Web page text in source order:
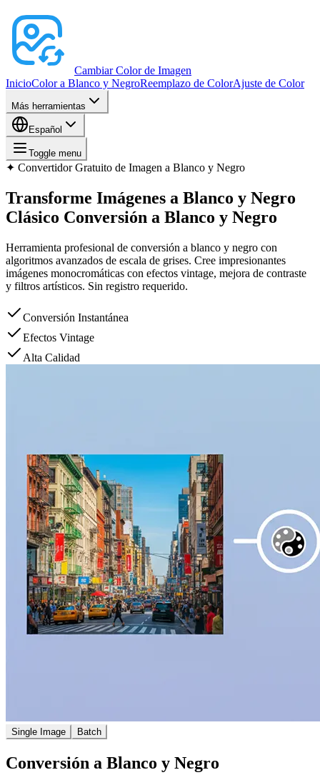
Cambiar Color de Imagen
InicioColor a Blanco y NegroReemplazo de ColorAjuste de Color
Más herramientas
Español
Toggle menu
✦ Convertidor Gratuito de Imagen a Blanco y Negro
Transforme Imágenes a Blanco y Negro
Clásico Conversión a Blanco y Negro
Herramienta profesional de conversión a blanco y negro con
algoritmos avanzados de escala de grises. Cree impresionantes
imágenes monocromáticas con efectos vintage, mejora de contraste
y filtros artísticos. Sin registro requerido.
Conversión Instantánea
Efectos Vintage
Alta Calidad
Single Image Batch
Conversión a Blanco y Negro